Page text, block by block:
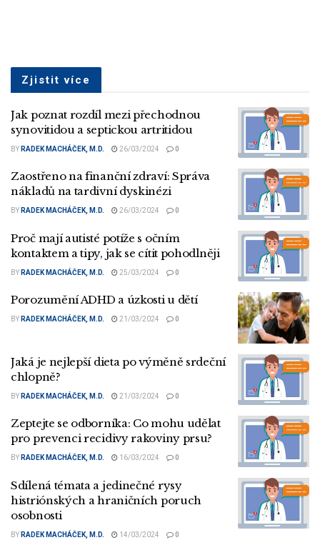
Zjistit více
Jak poznat rozdíl mezi přechodnou
synovitidou a septickou artritidou
BY RADEK MACHÁČEK, M.D. 26/03/2024 0
Zaostřeno na finanční zdraví: Správa
nákladů na tardivní dyskinézi
BY RADEK MACHÁČEK, M.D. 26/03/2024 0
Proč mají autisté potíže s očním
kontaktem a tipy, jak se cítit pohodlněji
BY RADEK MACHÁČEK, M.D. 25/03/2024 0
Porozumění ADHD a úzkosti u dětí
BY RADEK MACHÁČEK, M.D. 21/03/2024 0
Jaká je nejlepší dieta po výměně srdeční
chlopně?
BY RADEK MACHÁČEK, M.D. 21/03/2024 0
Zeptejte se odborníka: Co mohu udělat
pro prevenci recidivy rakoviny prsu?
BY RADEK MACHÁČEK, M.D. 16/03/2024 0
Sdílená témata a jedinečné rysy
histriónských a hraničních poruch
osobnosti
BY RADEK MACHÁČEK, M.D. 14/03/2024 0